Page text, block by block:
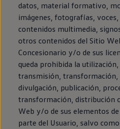
datos, material formativo,
imágenes, fotografías,
contenidos multimedia,
otros contenidos del Sitio
Concesionario y/o de sus
queda prohibida la
transmisión, transformación,
divulgación, publicación,
transformación, distribución
Web y/o de sus elementos
parte del Usuario, salvo